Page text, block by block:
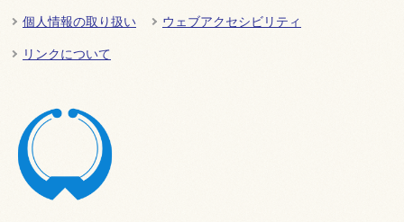
個人情報の取り扱い ウェブアクセシビリティ
リンクについて